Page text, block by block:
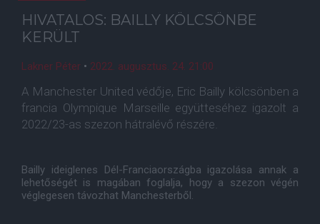
HIVATALOS: BAILLY KÖLCSÖNBE
KERÜLT
Lakner Péter • 2022. augusztus. 24. 21:00
A Manchester United védője, Eric Bailly kölcsönben a
francia Olympique Marseille együtteséhez igazolt a
2022/23-as szezon hátralévő részére.
Bailly ideiglenes Dél-Franciaországba igazolása annak a
lehetőségét is magában foglalja, hogy a szezon végén
véglegesen távozhat Manchesterből.